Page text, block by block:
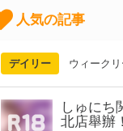
人気の記事
デイリー ウィークリ
しゅにち
北店舉辦！